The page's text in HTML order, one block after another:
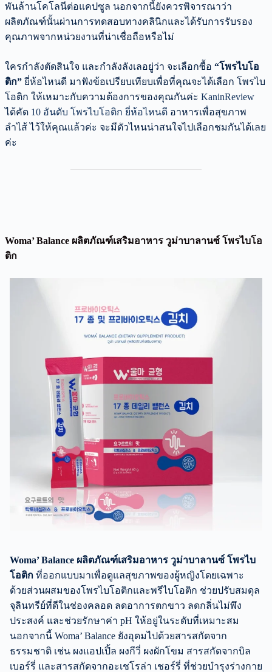
พันล้านโคโลนีต่อแคปซูล นอกจากนี้ยังควรพิจารณาว่า
ผลิตภัณฑ์นั้นผ่านการทดสอบทางคลินิกและได้รับการรับรอง
คุณภาพจากหน่วยงานที่น่าเชื่อถือหรือไม่
ใครกำลังตัดสินใจ และกำลังลังเลอยู่ว่า จะเลือกซื้อ “โพรไบโอ
ติก” ยี่ห้อไหนดี มาฟังข้อเปรียบเทียบเพื่อที่คุณจะได้เลือก โพรไบ
โอติก ให้เหมาะกับความต้องการของคุณกันค่ะ KaninReview
ได้คัด 10 อันดับ โพรไบโอติก ยี่ห้อไหนดี อาหารเพื่อสุขภาพ
ลำไส้ ไว้ให้คุณแล้วค่ะ จะมีตัวไหนน่าสนใจไปเลือกชมกันได้เลย
ค่ะ
Woma’ Balance ผลิตภัณฑ์เสริมอาหาร วูม่าบาลานซ์ โพรไบโอ
ติก
Woma’ Balance ผลิตภัณฑ์เสริมอาหาร วูม่าบาลานซ์ โพรไบ
โอติก ที่ออกแบบมาเพื่อดูแลสุขภาพของผู้หญิงโดยเฉพาะ
ด้วยส่วนผสมของโพรไบโอติกและพรีไบโอติก ช่วยปรับสมดุล
จุลินทรีย์ที่ดีในช่องคลอด ลดอาการตกขาว ลดกลิ่นไม่พึง
ประสงค์ และช่วยรักษาค่า pH ให้อยู่ในระดับที่เหมาะสม
นอกจากนี้ Woma’ Balance ยังอุดมไปด้วยสารสกัดจาก
ธรรมชาติ เช่น ผงแอปเปิ้ล ผงกีวี่ ผงผักโขม สารสกัดจากบิล
เบอร์รี่ และสารสกัดจากอะเชโรล่า เชอร์รี่ ที่ช่วยบำรุงร่างกาย